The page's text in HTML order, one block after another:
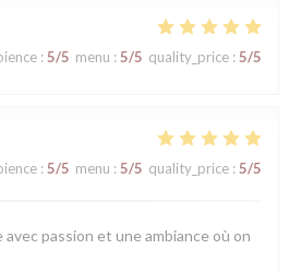
: 5/5 menu : 5/5 quality_price : 5/5
: 5/5 menu : 5/5 quality_price : 5/5
passion et une ambiance où on